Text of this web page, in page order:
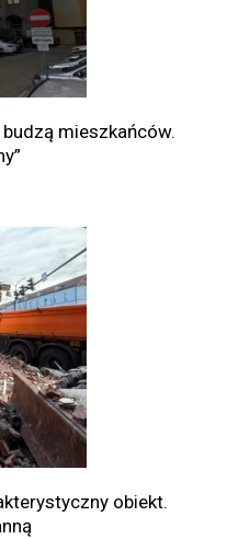
mieszkańców.
obiekt.